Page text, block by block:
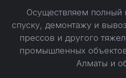
Осуществляем полный
спуску, демонтажу и
прессов и другого
промышленных
Алматы и